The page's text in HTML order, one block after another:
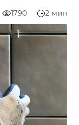
1790 2 мин